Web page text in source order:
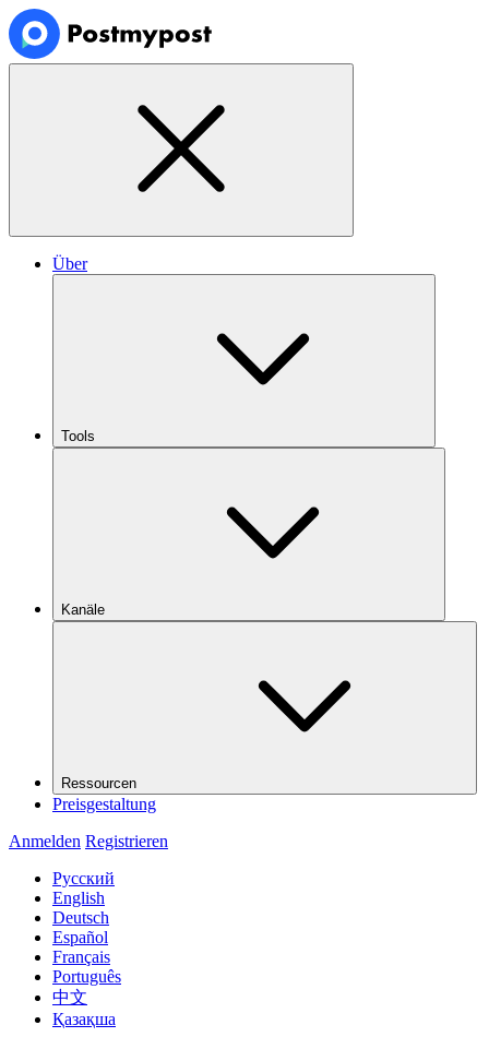
Über
Tools
Kanäle
Ressourcen
Preisgestaltung
Anmelden Registrieren
Русский
English
Deutsch
Español
Français
Português
中文
Қазақша